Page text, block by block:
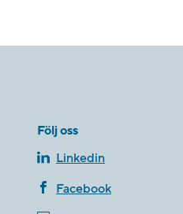
Följ oss
Linkedin
Facebook